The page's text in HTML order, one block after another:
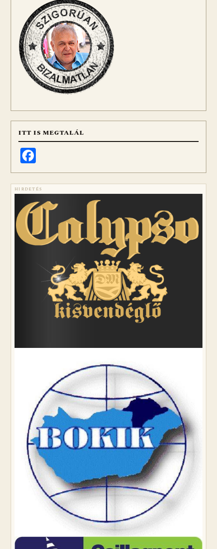
ITT IS MEGTALÁL
HIRDETÉS